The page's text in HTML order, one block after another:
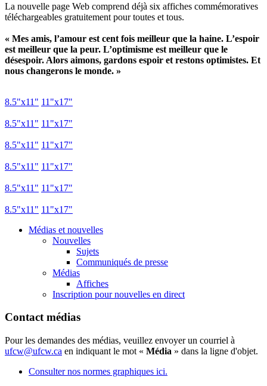
La nouvelle page Web comprend déjà six affiches commémoratives
téléchargeables gratuitement pourtoutes et tous.
« Mes amis, l’amour est cent fois meilleur que la haine. L’espoir
est meilleur que la peur. L’optimisme est meilleur que le
désespoir. Alors aimons, gardons espoir et restons optimistes. Et
nous changerons le monde. »
8.5"x11 " 11"x17"
8.5"x11 " 11"x17"
8.5"x11 " 11"x17"
8.5"x11 " 11"x17"
8.5"x11 " 11"x17"
8.5"x11 " 11"x17"
Médias et nouvelles
Nouvelles
Sujets
Communiqués de presse
Médias
Affiches
Inscription pour nouvelles en direct
Contact médias
Pour les demandes des médias, veuillez envoyer un courriel à
ufcw@ufcw.ca en indiquant le mot « Média » dans la ligne d'objet.
Consulter nos normes graphiques ici.